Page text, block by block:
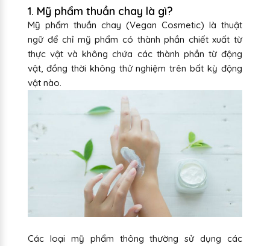
1. Mỹ phẩm thuần chay là gì?
Mỹ phẩm thuần chay (Vegan Cosmetic) là thuật
ngữ để chỉ mỹ phẩm có thành phần chiết xuất từ
thực vật và không chứa các thành phần từ động
vật, đồng thời không thử nghiệm trên bất kỳ động
vật nào.
Các loại mỹ phẩm thông thường sử dụng các